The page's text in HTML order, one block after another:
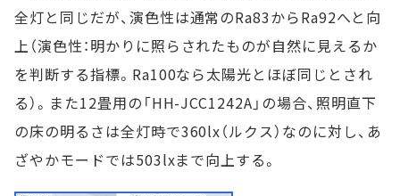
全灯と同じだが、演色性は通常のRa83からRa92へと向
上（演色性：明かりに照らされたものが自然に見えるか
を判断する指標。Ra100なら太陽光とほぼ同じとされ
る）。また12畳用の「HH-JCC1242A」の場合、照明直下
の床の明るさは全灯時で360lx（ルクス）なのに対し、あ
ざやかモードでは503lxまで向上する。